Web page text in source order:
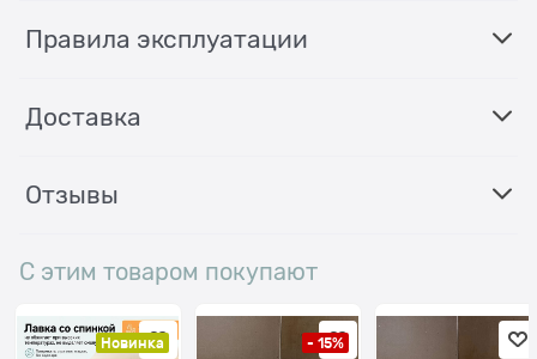
Правила эксплуатации
Доставка
Отзывы
С этим товаром покупают
Новинка
- 15%